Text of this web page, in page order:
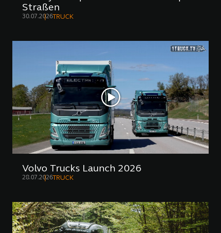
Straßen
30.07.2026TRUCK
Volvo Trucks Launch 2026
28.07.2026TRUCK